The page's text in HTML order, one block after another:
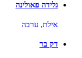
גלידה פאולינה
אילת, ערבה
דק בר